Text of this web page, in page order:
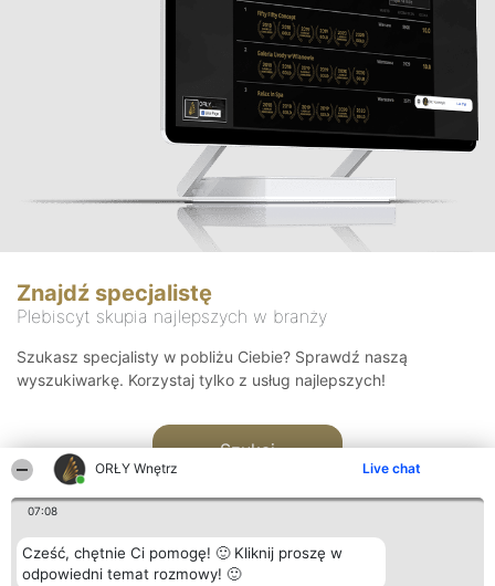
ORŁY Wnętrz Live chat
07:08
Cześć, chętnie Ci pomogę! 🙂 Kliknij proszę w
odpowiedni temat rozmowy! 🙂
Znajdź specjalistę
Plebiscyt skupia najlepszych w branży
Szukasz specjalisty w pobliżu Ciebie? Sprawdź naszą
wyszukiwarkę. Korzystaj tylko z usług najlepszych!
Szukaj